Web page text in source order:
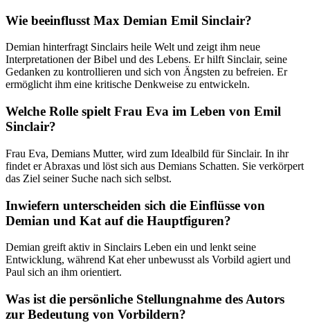
Wie beeinflusst Max Demian Emil Sinclair?
Demian hinterfragt Sinclairs heile Welt und zeigt ihm neue
Interpretationen der Bibel und des Lebens. Er hilft Sinclair, seine
Gedanken zu kontrollieren und sich von Ängsten zu befreien. Er
ermöglicht ihm eine kritische Denkweise zu entwickeln.
Welche Rolle spielt Frau Eva im Leben von Emil
Sinclair?
Frau Eva, Demians Mutter, wird zum Idealbild für Sinclair. In ihr
findet er Abraxas und löst sich aus Demians Schatten. Sie verkörpert
das Ziel seiner Suche nach sich selbst.
Inwiefern unterscheiden sich die Einflüsse von
Demian und Kat auf die Hauptfiguren?
Demian greift aktiv in Sinclairs Leben ein und lenkt seine
Entwicklung, während Kat eher unbewusst als Vorbild agiert und
Paul sich an ihm orientiert.
Was ist die persönliche Stellungnahme des Autors
zur Bedeutung von Vorbildern?